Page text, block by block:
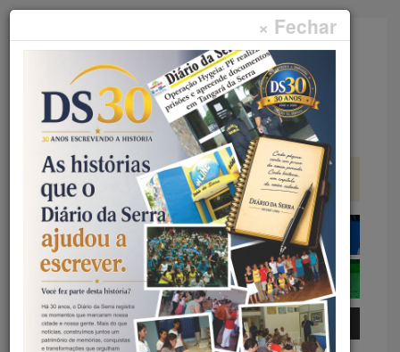
× Fechar
Faça sua pesquisa...
Menu
Início Geral